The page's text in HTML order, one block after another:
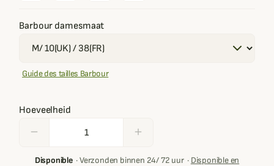
Barbour damesmaat
Guide des tailles Barbour
Hoeveelheid
remove add
Disponible·Verzonden binnen 24/ 72 uur· Disponible en